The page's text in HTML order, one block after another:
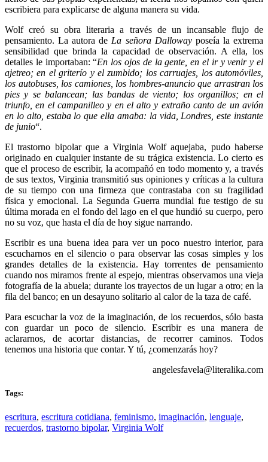
escribiera para explicarse de alguna manera su vida.
Wolf creó su obra literaria a través de un incansable flujo de
pensamiento. La autora de La señora Dallowayposeía la extrema
sensibilidad que brinda la capacidad de observación. A ella, los
detalles le importaban: “En los ojos de la gente, en el ir y venir y el
ajetreo; en el griterío y el zumbido; los carruajes, los automóviles,
los autobuses, los camiones, los hombres-anuncio que arrastran los
pies y se balancean; las bandas de viento; los organillos; en el
triunfo, en el campanilleo y en el alto y extraño canto de un avión
en lo alto, estaba lo que ella amaba: la vida, Londres, este instante
de junio“.
El trastorno bipolar que a Virginia Wolf aquejaba, pudo haberse
originado en cualquier instante de su trágica existencia. Lo cierto es
que el proceso de escribir, la acompañó en todo momento y, a través
de sus textos, Virginia transmitió sus opiniones y críticas a la cultura
de su tiempo con una firmeza que contrastaba con su fragilidad
física y emocional. La Segunda Guerra mundial fue testigo de su
última morada en el fondo del lago en el que hundió su cuerpo, pero
no su voz, que hasta el día de hoy sigue narrando.
Escribir es una buena idea para ver un poco nuestro interior, para
escucharnos en el silencio o para observar las cosas simples y los
grandes detalles de la existencia. Hay torrentes de pensamiento
cuando nos miramos frente al espejo, mientras observamos una vieja
fotografía de la abuela; durante los trayectos de un lugar a otro; en la
fila del banco; en un desayuno solitario al calor de la taza de café.
Para escuchar la voz de la imaginación, de los recuerdos, sólo basta
con guardar un poco de silencio. Escribir es una manera de
aclararnos, de acortar distancias, de recorrer caminos. Todos
tenemos una historia que contar. Y tú, ¿comenzarás hoy?
angelesfavela@literalika.com
Tags:
escritura, escritura cotidiana, feminismo, imaginación, lenguaje,
recuerdos, trastorno bipolar, Virginia Wolf